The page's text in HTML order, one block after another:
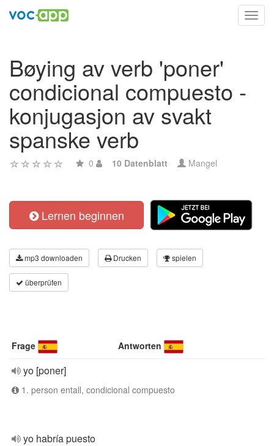
Bøying av verb 'poner'
condicional compuesto -
konjugasjon av svakt
spanske verb
0 10 Datenblatt Mangel
Lernen beginnen
mp3 downloaden Drucken spielen
überprüfen
Frage Antworten
yo [poner]
1. person entall, condicional compuesto
yo habría puesto